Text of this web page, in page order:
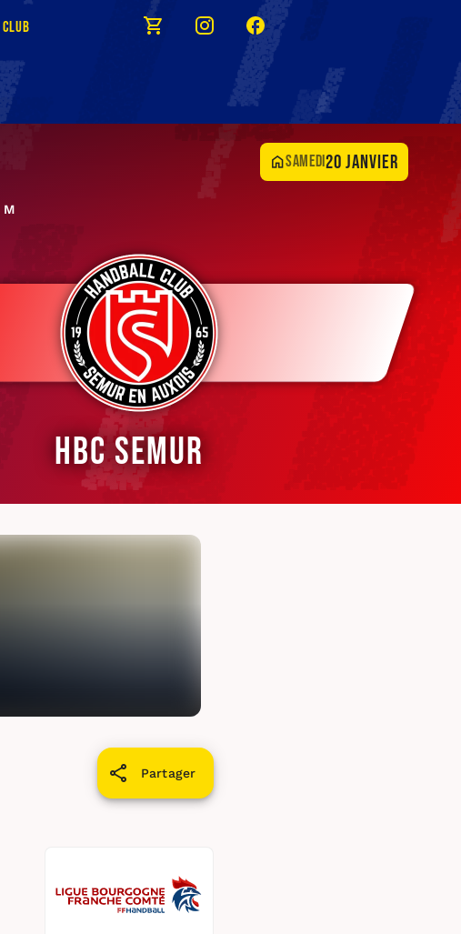
club
samedi20 janvier
M
HBC Semur
Partager